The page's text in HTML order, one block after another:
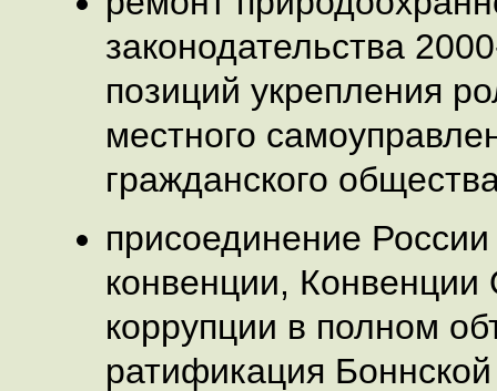
законодательства
позиций укрепления
местного
гражданского
присоединение
конвенции,
коррупции в полном
ратификация